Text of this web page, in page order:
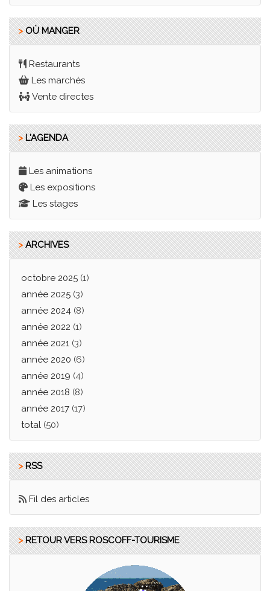
>OÙ MANGER
Restaurants
Les marchés
Vente directes
>L'AGENDA
Les animations
Les expositions
Les stages
>ARCHIVES
octobre 2025(1)
année 2025(3)
année 2024(8)
année 2022 (1)
année 2021(3)
année 2020 (6)
année 2019 (4)
année 2018 (8)
année 2017(17)
total (50)
>RSS
Fil des articles
>RETOUR VERS ROSCOFF-TOURISME